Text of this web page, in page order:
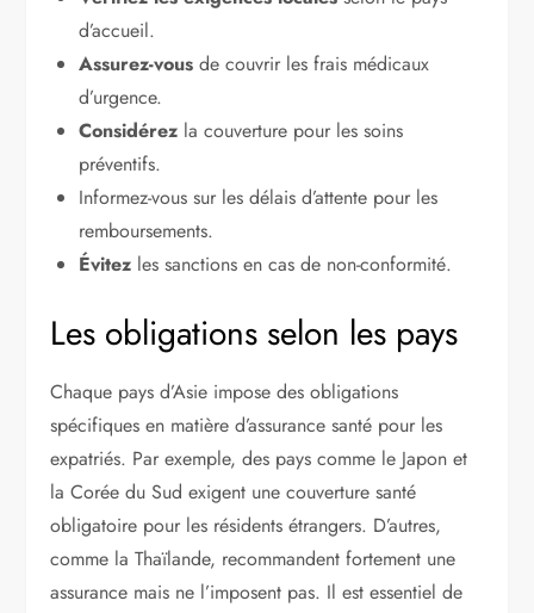
d’accueil.
Assurez-vous de couvrir les frais médicaux
d’urgence.
Considérez la couverture pour les soins
préventifs.
Informez-vous sur les délais d’attente pour les
remboursements.
Évitez les sanctions en cas de non-conformité.
Les obligations selon les pays
Chaque pays d’Asie impose des obligations
spécifiques en matière d’assurance santé pour les
expatriés. Par exemple, des pays comme le Japon et
la Corée du Sud exigent une couverture santé
obligatoire pour les résidents étrangers. D’autres,
comme la Thaïlande, recommandent fortement une
assurance mais ne l’imposent pas. Il est essentiel de